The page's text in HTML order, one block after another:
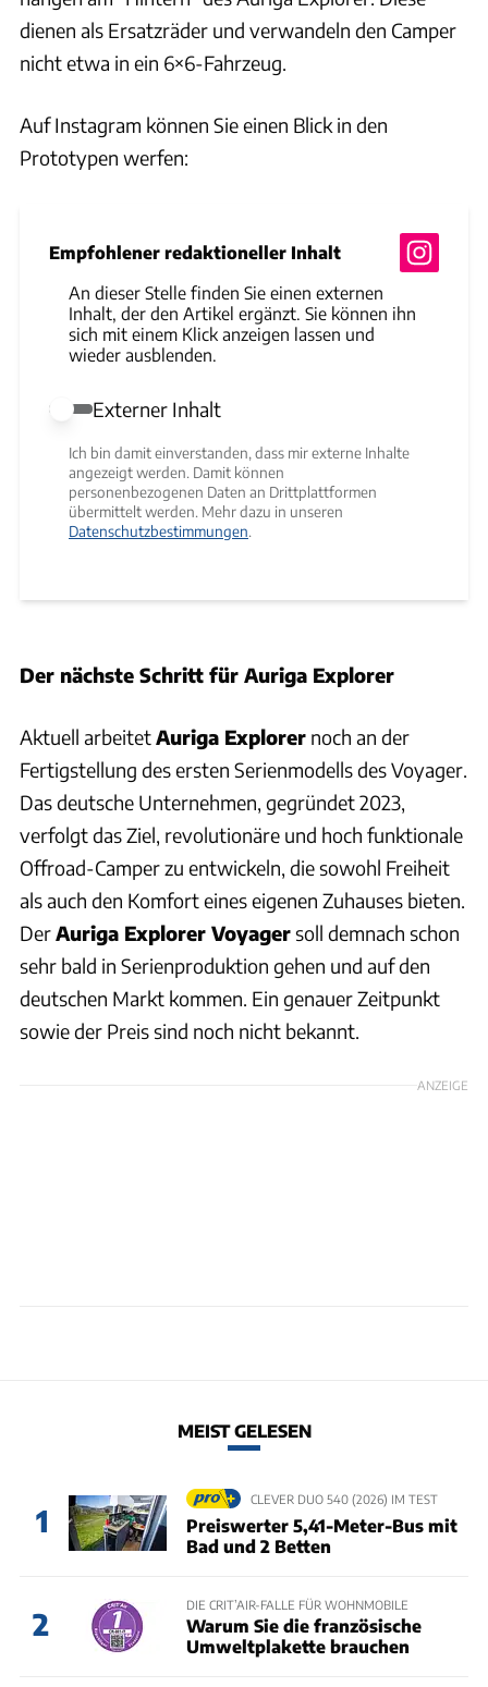
dienen als Ersatzräder und verwandeln den Camper
nicht etwa in ein 6×6-Fahrzeug.
Auf Instagram können Sie einen Blick in den
Prototypen werfen:
Empfohlener redaktioneller Inhalt
An dieser Stelle finden Sie einen externen
Inhalt, der den Artikel ergänzt. Sie können ihn
sich mit einem Klick anzeigen lassen und
wieder ausblenden.
Externer Inhalt erlauben
Externer Inhalt
Ich bin damit einverstanden, dass mir externe Inhalte
angezeigt werden. Damit können
personenbezogenen Daten an Drittplattformen
übermittelt werden. Mehr dazu in unseren
Datenschutzbestimmungen.
Der nächste Schritt für Auriga Explorer
Aktuell arbeitetAuriga Explorer noch an der
Fertigstellung des ersten Serienmodells des Voyager.
Das deutsche Unternehmen, gegründet 2023,
verfolgt das Ziel, revolutionäre und hoch funktionale
Offroad-Camper zu entwickeln, die sowohl Freiheit
als auch den Komfort eines eigenen Zuhauses bieten.
DerAuriga Explorer Voyagersoll demnach schon
sehr bald in Serienproduktion gehen und auf den
deutschen Markt kommen. Ein genauer Zeitpunkt
sowie der Preis sind noch nicht bekannt.
ANZEIGE
MEIST GELESEN
1
CLEVER DUO 540 (2026) IM TEST
Preiswerter 5,41-Meter-Bus mit
Bad und 2 Betten
2
DIE CRIT’AIR-FALLE FÜR WOHNMOBILE
Warum Sie die französische
Umweltplakette brauchen